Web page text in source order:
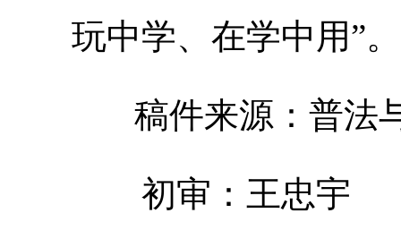
玩中学、在学中用”。
稿件来源：普法
初审：王忠宇